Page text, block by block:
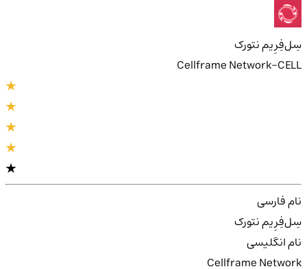
سِل‌فِرِیم نتورک
Cellframe Network-CELL
نام فارسی
سِل‌فِرِیم نتورک
نام انگلیسی
Cellframe Network